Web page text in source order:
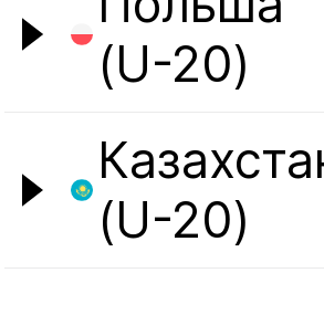
(U-20)
(U-20)